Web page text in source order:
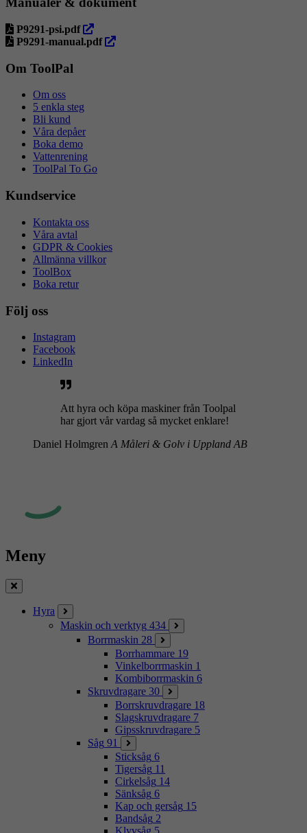
P9291-psi.pdf öppna
i
P9291-manual.pdf öppna
Om ToolPal
Om oss
5 enkla steg
Bli kund
Våra depåer
Boka demo
Vattenrening
ToolPal To Go
Kundservice
Kontakta oss
Våra avtal
GDPR & Cookies
Allmänna villkor
ToolBox
Boka retur
Följ oss
Instagram
Facebook
LinkedIn
Att hyra och köpa maskiner från Toolpal
har gjort vår vardag så mycket enklare!
Daniel Holmgren A Måleri & Golv i Uppland AB
Meny
Stäng
Hyra
Maskin och verktyg 434
Borrmaskin 28
Borrhammare 19
Vinkelborrmaskin 1
Kombiborrmaskin 6
Skruvdragare 30
Borrskruvdragare 18
Slagskruvdragare 7
Gipsskruvdragare 5
Såg 91
Sticksåg 6
Tigersåg 11
Cirkelsåg 14
Sänksåg 6
Kap och gersåg 15
Bandsåg 2